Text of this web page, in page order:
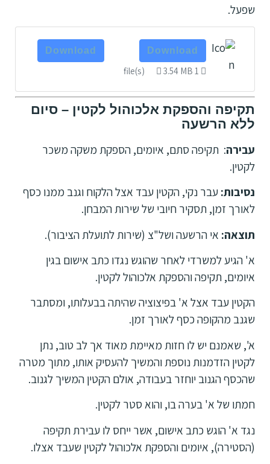
שפעל.
Download
3.54 MB
Download
תקיפה והספקת אלכוהול לקטין – סיום
ללא הרשעה
עבירה: תקיפה סתם, איומים, הספקת משקה משכר
לקטין.
נסיבות:עבר נקי, הקטין עבד אצל הלקוח וגנב ממנו כסף
לאורך זמן, תסקיר חיובי של שירות המבחן.
תוצאה: אי הרשעה ושל"צ (שירות לתועלת הציבור).
א' הגיע למשרדי לאחר שהוגש נגדו כתב אישום בגין
איומים, תקיפה והספקת אלכוהול לקטין.
הקטין עבד אצל א' בפיצוציה שהיתה בבעלותו, ומסתבר
שגנב מהקופה כסף לאורך זמן.
א', שאמנם יש לו חזות מאיימת מאוד אך לב טוב, נתן
לקטין הזדמנות נוספת והמשיך להעסיק אותו, מתוך מטרה
שהכסף הגנוב יוחזר בעבודה, אולם הקטין המשיך לגנוב.
חמתו של א' בערה בו, והוא סטר לקטין.
נגד א' הוגש כתב אישום, אשר ייחס לו עבירת תקיפה
(הסטירה), איומים והספקת אלכוהול לקטין שעבד אצלו.